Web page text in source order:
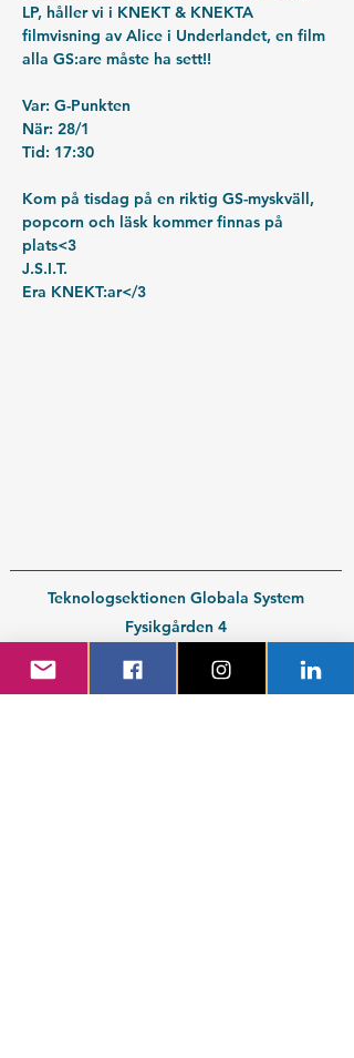
LP, håller vi i KNEKT & KNEKTA
filmvisning av Alice i Underlandet, en film
alla GS:are måste ha sett!!
Var: G-Punkten
När: 28/1
Tid: 17:30
Kom på tisdag på en riktig GS-myskväll,
popcorn och läsk kommer finnas på
plats<3
J.S.I.T.
Era KNEKT:ar</3
Teknologsektionen Globala System
Fysikgården 4
412 58 Göteborg
Organisationsnummer:802539-3664